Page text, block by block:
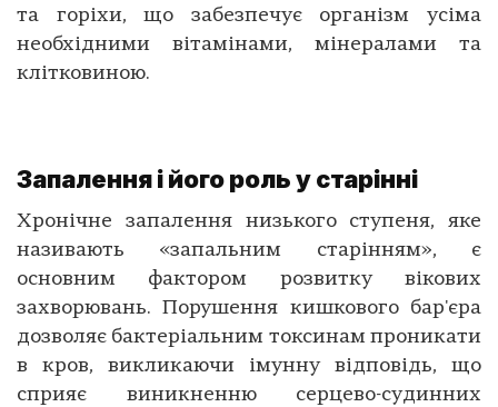
та горіхи, що забезпечує організм усіма
необхідними вітамінами, мінералами та
клітковиною.
Запалення і його роль у старінні
Хронічне запалення низького ступеня, яке
називають «запальним старінням», є
основним фактором розвитку вікових
захворювань. Порушення кишкового бар'єра
дозволяє бактеріальним токсинам проникати
в кров, викликаючи імунну відповідь, що
сприяє виникненню серцево-судинних